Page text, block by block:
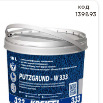
код:
139893